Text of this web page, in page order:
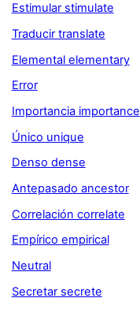
Estimular stimulate
Traducir translate
Elemental elementary
Error
Importancia importance
Único unique
Denso dense
Antepasado ancestor
Correlación correlate
Empírico empirical
Neutral
Secretar secrete